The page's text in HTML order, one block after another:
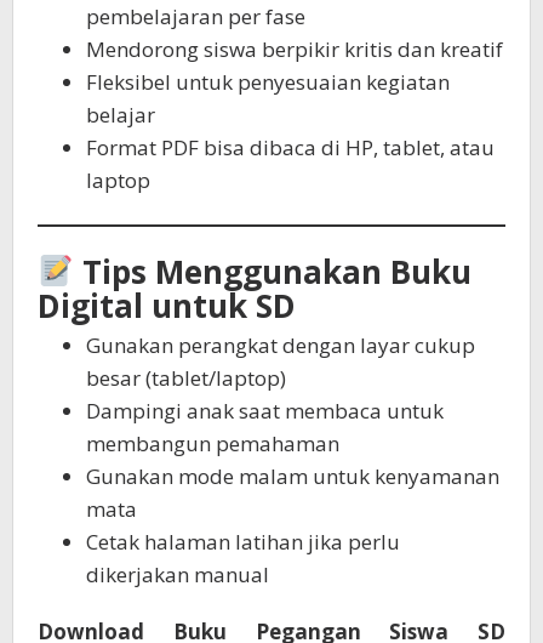
pembelajaran per fase
Mendorong siswa berpikir kritis dan kreatif
Fleksibel untuk penyesuaian kegiatan
belajar
Format PDF bisa dibaca di HP, tablet, atau
laptop
Tips Menggunakan Buku
Digital untuk SD
Gunakan perangkat dengan layar cukup
besar (tablet/laptop)
Dampingi anak saat membaca untuk
membangun pemahaman
Gunakan mode malam untuk kenyamanan
mata
Cetak halaman latihan jika perlu
dikerjakan manual
Download Buku Pegangan Siswa SD